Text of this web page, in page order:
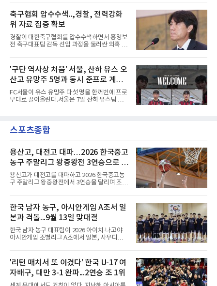
선발로 곧장 투입돼 90분을 소화하며 팀의 3-0
완승에 힘을 보탰다.기록도
리에 힘을 보탰다.김민재는 7일(현지시간) 홍콩
카이탁 스포츠파크에서 열린 애스턴 빌라(잉글
랜드)와의 친선경기에서 전반 37분 0의 균형을
깨는 골을 넣었다. 톰 비쇼프가 왼쪽 측면에서 올
린 프리킥에 묘하게 머리를 갖다 대 방향을 바꾸
며 골 그물을 흔들었다.흐름은 좋았다. 제주전에
서 주장 완장을 차고 30여 분을 소화했던 그는
로키로 교체됐다.분데스리가 최다 우승팀(35회)
뮌헨은 프리시즌 아시아
축구협회 압수수색..,경찰, 전력강화
위 자료 집중 확보
경찰이 대한축구협회를 압수수색하면서 홍명보
전 축구대표팀 감독 선임 과정을 둘러싼 의혹 규
비판이 홍 전 감독에게 집중됐지만 경찰의 시선
은 다른 곳을 향한다. 성적 부진과 별개로 선임
과정에 부당함이 있었는지가 수사의 본류다.7일
연합뉴스 취재를 종합하면 서울경찰청 광역수사
단 금융범죄수사대는 전날 축구협회 사무실 등
을 압수수색해 감독 선임 관련 자료를 다수 확보
했다. 특히 감독 후보를 검토해 이사회에 추천하
독을 1순위 후보로 정하고 검증한 과정, 이사회
의 최종 승인 경위를 살
'구단 역사상 처음' 서울, 산하 유스 오
산고 유망주 5명과 동시 준프로 계
약...ACL2 겨냥
FC서울이 유스 유망주 다섯 명을 한꺼번에 프로
무대로 끌어올린다.서울은 7일 산하 유스팀 서
현·정현웅과 2학년 정하원이 대상이다.오산고의
성적이 배경이 됐다. 올 시즌 백운기 전국 고등학
컵, K리그 U-17 챔피언십을 잇달아 제패했다.시
기도 맞물렸다. 서울은 9월 시작하는 아시아축
구연맹(AFC) 챔피언스리그2(ACL2)를 앞두고 선
수단 깊이를 더하는 동시에 유스 출신에게 국제
무대 경험을 주려 했다.면면도 다양하다. 측면 공
격수 정현웅은 돌파력이
스포츠종합
용산고, 대전고 대파…2026 한국중고
농구 주말리그 왕중왕전 3연승으로 조
1위 16강 진출
용산고가 대전고를 대파하고 2026 한국중고농
구 주말리그 왕중왕전에서 3연승을 달리며 조 1
우슬체육관에서 열린 대회 남고부 B조 예선 3차
전에서 대전고를 상대로 주전 선수들의 고른 활
약을 앞세워 108-33으로 대승을 거뒀다.용산고
는 배대범이 22점, 김민기가 19점, 이승민이 13
점을 올리며 공격을 이끌었다. 경기 초반부터 주
도권을 잡은 용산고는 일찌감치 승기를 굳히며
대전고에 큰 점수 차 승리를 거뒀다.이로써 용산
붙는다.C조에서는 양정고가 충주고를 82-35로
크게 꺾고 16강 진출을 확정했다
한국 남자 농구, 아시안게임 A조서 일
본과 격돌...9월 13일 맞대결
한국 남자 농구 대표팀이 2026 아이치·나고야
아시안게임 조별리그 A조에서 일본, 사우디아라
가 8일 발표한 일정에 따르면 한국은 9월 10일
사우디, 11일 인도네시아, 13일 일본과 차례로
맞붙는다. FIBA 랭킹은 일본 22위, 한국 57위, 사
우디 65위, 인도네시아 94위로, 랭킹과 홈 이점
을 모두 갖춘 일본이 최대 변수다.니콜라이스 마
'리턴 매치서 또 이겼다' 한국 U-17 여
자배구, 대만 3-1 완파...2연승 조 1위